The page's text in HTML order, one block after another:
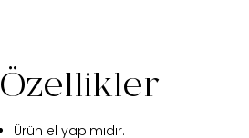
Özellikler
Ürün el yapımıdır.